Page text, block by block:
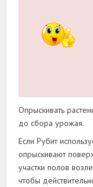
Опрыскивать
до сбора урожая.
Если Рубит
опрыскивают
участки полов
чтобы